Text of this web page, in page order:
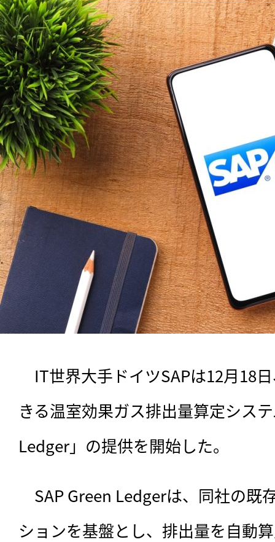
IT世界大手ドイツSAPは12月18
きる温室効果ガス排出量算定シス
Ledger」の提供を開始した。
SAP Green Ledgerは、 同社の既
ションを基盤とし、排出量を自動